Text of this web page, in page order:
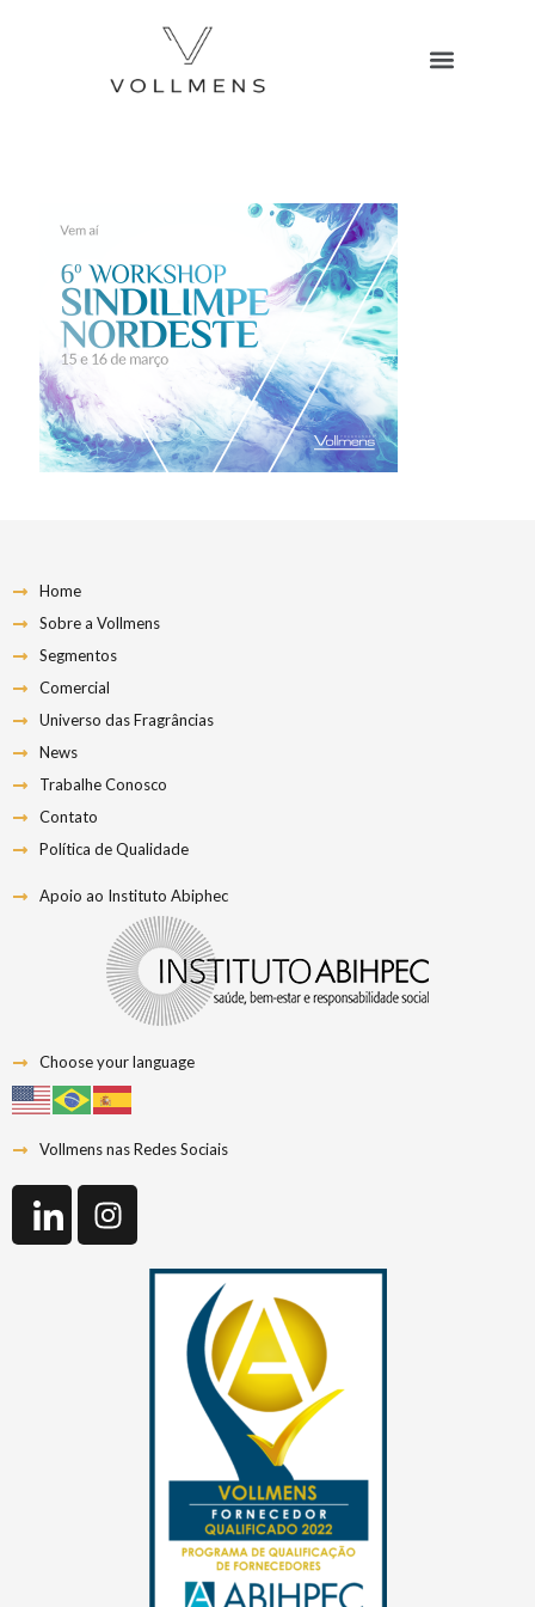
Home
Sobre a Vollmens
Segmentos
Comercial
Universo das Fragrâncias
News
Trabalhe Conosco
Contato
Política de Qualidade
Apoio ao Instituto Abiphec
Choose your language
Vollmens nas Redes Sociais